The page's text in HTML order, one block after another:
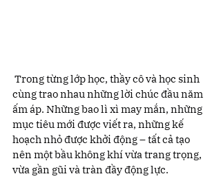
Trong từng lớp học, thầy cô và học sinh
cùng trao nhau những lời chúc đầu năm
ấm áp. Những bao lì xì may mắn, những
mục tiêu mới được viết ra, những kế
hoạch nhỏ được khởi động – tất cả tạo
nên một bầu không khí vừa trang trọng,
vừa gần gũi và tràn đầy động lực.